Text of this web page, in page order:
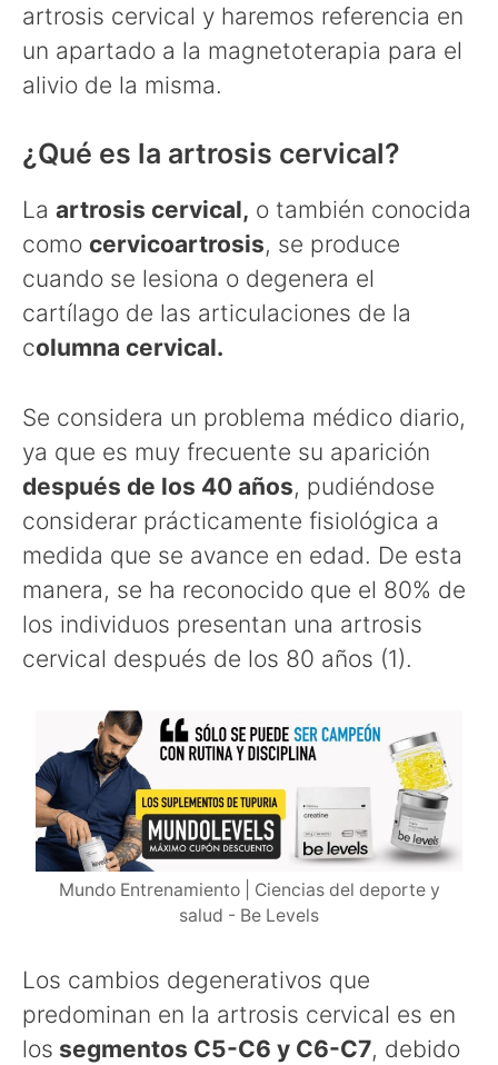
artrosis cervical y haremos referencia en
un apartado a la magnetoterapia para el
alivio de la misma.
¿Qué es la artrosis cervical?
La artrosis cervical, o también conocida
como cervicoartrosis, se produce
cuando se lesiona o degenera el
cartílago de las articulaciones de la
columna cervical.
Se considera un problema médico diario,
ya que es muy frecuente su aparición
después de los 40 años, pudiéndose
considerar prácticamente fisiológica a
medida que se avance en edad. De esta
manera, se ha reconocido que el 80% de
los individuos presentan una artrosis
cervical después de los 80 años (1).
Mundo Entrenamiento | Ciencias del deporte y
salud - Be Levels
Los cambios degenerativos que
predominan en la artrosis cervical es en
los segmentos C5-C6 y C6-C7, debido